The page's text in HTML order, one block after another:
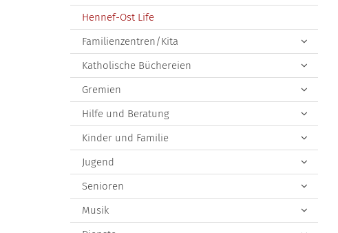
Hennef-Ost Life
Familienzentren/Kita
Katholische Büchereien
Gremien
Hilfe und Beratung
Kinder und Familie
Jugend
Senioren
Musik